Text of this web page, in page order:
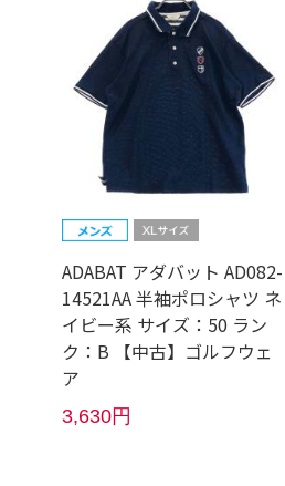
ADABAT アダバット AD082-
14521AA 半袖ポロシャツ ネ
イビー系 サイズ：50 ラン
ク：B 【中古】ゴルフウェ
ア
3,630円